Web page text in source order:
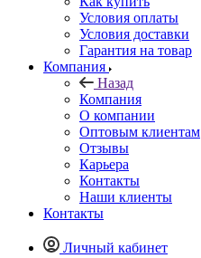
Условия оплаты
Условия доставки
Гарантия на товар
Компания
Назад
Компания
О компании
Оптовым клиентам
Отзывы
Карьера
Контакты
Наши клиенты
Контакты
Личный кабинет